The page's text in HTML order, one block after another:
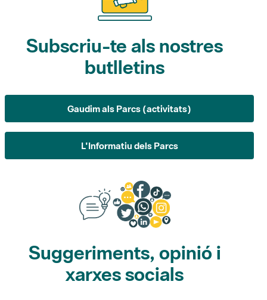
Subscriu-te als nostres
butlletins
Gaudim als Parcs (activitats)
L'Informatiu dels Parcs
Suggeriments, opinió i
xarxes socials